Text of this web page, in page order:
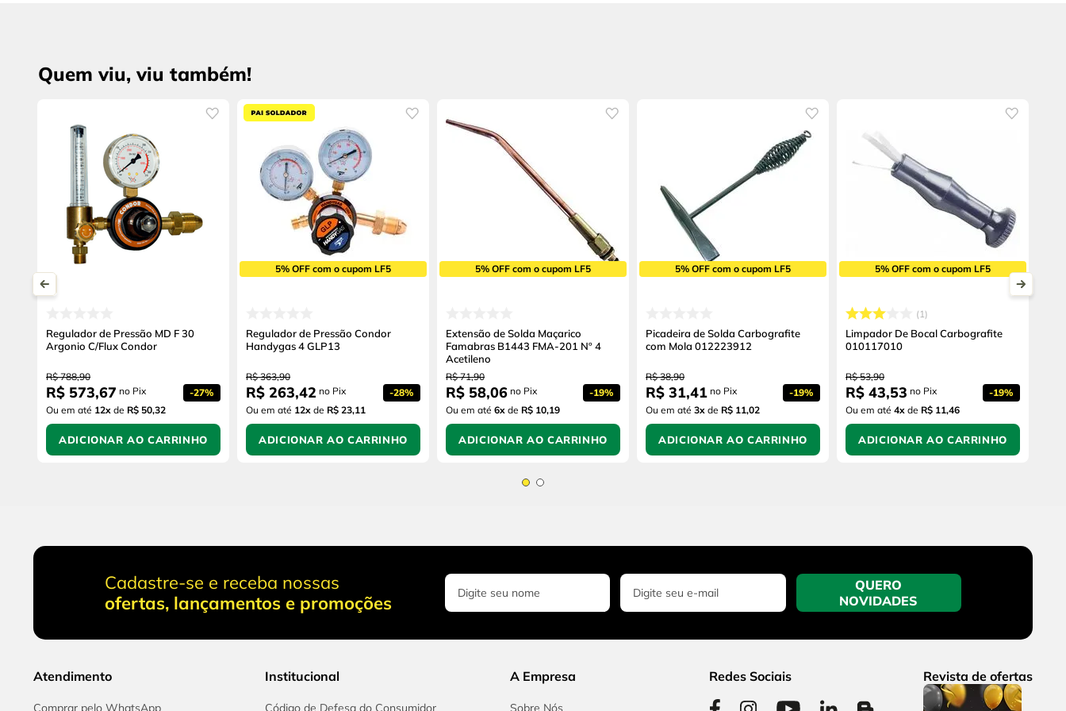
Quem viu, viu também!
Regulador de Pressão MD F 30
Argonio C/Flux Condor
R$ 788,90
R$ 573,67 no Pix -27%
Ou em até 12x de R$ 50,32
ADICIONAR AO CARRINHO
5% OFF com o cupom LF5
Regulador de Pressão Condor
Handygas 4 GLP13
R$ 363,90
R$ 263,42 no Pix -28%
Ou em até 12x de R$ 23,11
ADICIONAR AO CARRINHO
5% OFF com o cupom LF5
Extensão de Solda Maçarico
Famabras B1443 FMA-201 Nº 4
Acetileno
R$ 71,90
R$ 58,06 no Pix -19%
Ou em até 6x de R$ 10,19
ADICIONAR AO CARRINHO
5% OFF com o cupom LF5
Picadeira de Solda Carbografite
com Mola 012223912
R$ 38,90
R$ 31,41 no Pix -19%
Ou em até 3x de R$ 11,02
ADICIONAR AO CARRINHO
5% OFF com o cupom LF5
1
Limpador De Bocal Carbografite
010117010
R$ 53,90
R$ 43,53 no Pix -19%
Ou em até 4x de R$ 11,46
ADICIONAR AO CARRINHO
Cadastre-se e receba nossas
ofertas, lançamentos e promoções
QUERO
NOVIDADES
Atendimento
Comprar pelo WhatsApp
Institucional
Código de Defesa do Consumidor
A Empresa
Sobre Nós
Redes Sociais Revista de ofertas